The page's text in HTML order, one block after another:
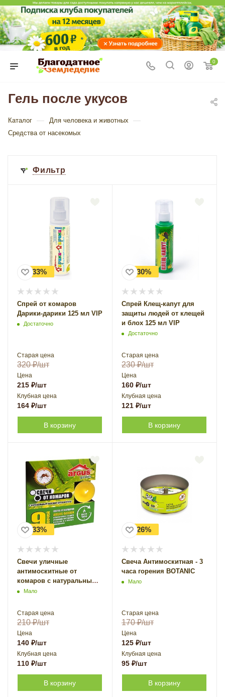
0
Гель после укусов
Каталог — Для человека и животных —
Средства от насекомых
Фильтр
-33%
Спрей от комаров
Дарики-дарики 125 мл VIP
Достаточно
Старая цена
320₽/шт
Цена
215 ₽/шт
Клубная цена
164 ₽/шт
В корзину
-30%
Спрей Клещ-капут для
защиты людей от клещей
и блох 125 мл VIP
Достаточно
Старая цена
230₽/шт
Цена
160 ₽/шт
Клубная цена
121 ₽/шт
В корзину
-33%
Свечи уличные
антимоскитные от
комаров с натуральным
маслом цитронеллы
комплекте
Мало
Старая цена
210₽/шт
Цена
140 ₽/шт
Клубная цена
110 ₽/шт
В корзину
-26%
Свеча Антимоскитная - 3
часа горения BOTANIC
Мало
Старая цена
170₽/шт
Цена
125 ₽/шт
Клубная цена
95 ₽/шт
В корзину